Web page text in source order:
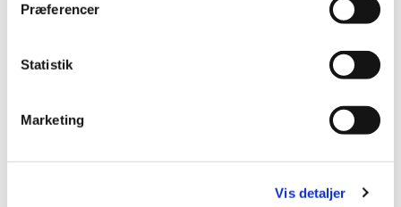
Præferencer
Statistik
Marketing
Vis detaljer
Det er gratis at gå til babysalmesang.
babysalmesang. Har du spørgsmål, er du meget